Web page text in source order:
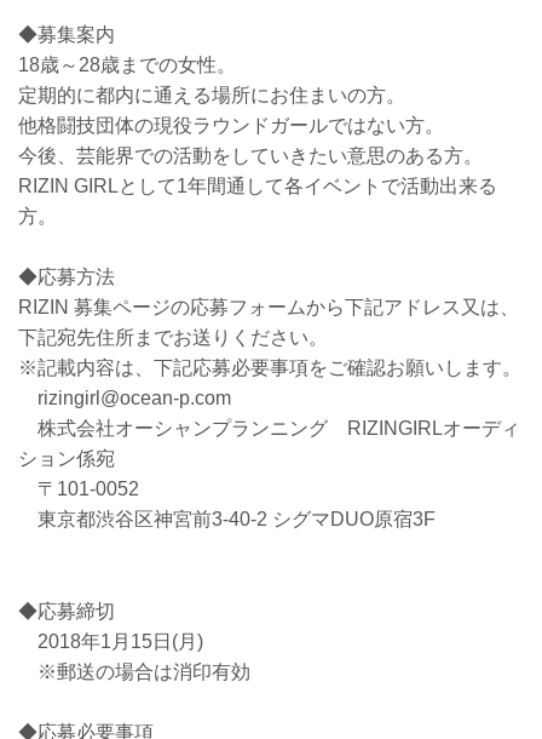
◆募集案内
18歳～28歳までの女性。
定期的に都内に通える場所にお住まいの方。
他格闘技団体の現役ラウンドガールではない方。
今後、芸能界での活動をしていきたい意思のある方。
RIZIN GIRLとして1年間通して各イベントで活動出来る
方。
◆応募方法
RIZIN 募集ページの応募フォームから下記アドレス又は、
下記宛先住所までお送りください。
※記載内容は、下記応募必要事項をご確認お願いします。
rizingirl@ocean-p.com
株式会社オーシャンプランニング RIZINGIRLオーディ
ション係宛
〒101‐0052
東京都渋谷区神宮前3-40-2 シグマDUO原宿3F
◆応募締切
2018年1月15日(月)
※郵送の場合は消印有効
◆応募必要事項